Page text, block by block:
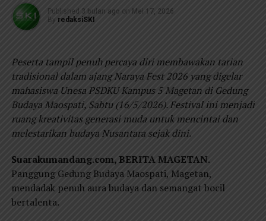
Published 3 bulan ago on Mei 17, 2026
By redaksiSKI
Peserta tampil penuh percaya diri membawakan tarian
tradisional dalam ajang Naraya Fest 2026 yang digelar
mahasiswa Unesa PSDKU Kampus 5 Magetan di Gedung
Budaya Maospati, Sabtu (16/5/2026). Festival ini menjadi
ruang kreativitas generasi muda untuk mencintai dan
melestarikan budaya Nusantara sejak dini.
Suarakumandang.com, BERITA MAGETAN.
Panggung Gedung Budaya Maospati, Magetan,
mendadak penuh aura budaya dan semangat bocil
bertalenta.